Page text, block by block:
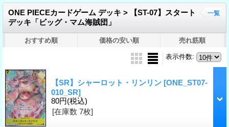
ONE PIECEカードゲーム デッキ > 【ST-07】スタート
デッキ「ビッグ・マム海賊団」
一覧
おすすめ順 価格の安い順 売れ筋順
表示件数:
【SR】シャーロット・リンリン [ONE_ST07-
010_SR]
80円(税込)
[在庫数 7枚]